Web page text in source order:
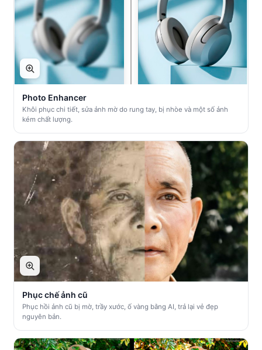
Photo Enhancer
Khôi phục chi tiết, sửa ảnh mờ do rung tay, bị nhòe và một số ảnh
kém chất lượng.
Phục chế ảnh cũ
Phục hồi ảnh cũ bị mờ, trầy xước, ố vàng bằng AI, trả lại vẻ đẹp
nguyên bản.